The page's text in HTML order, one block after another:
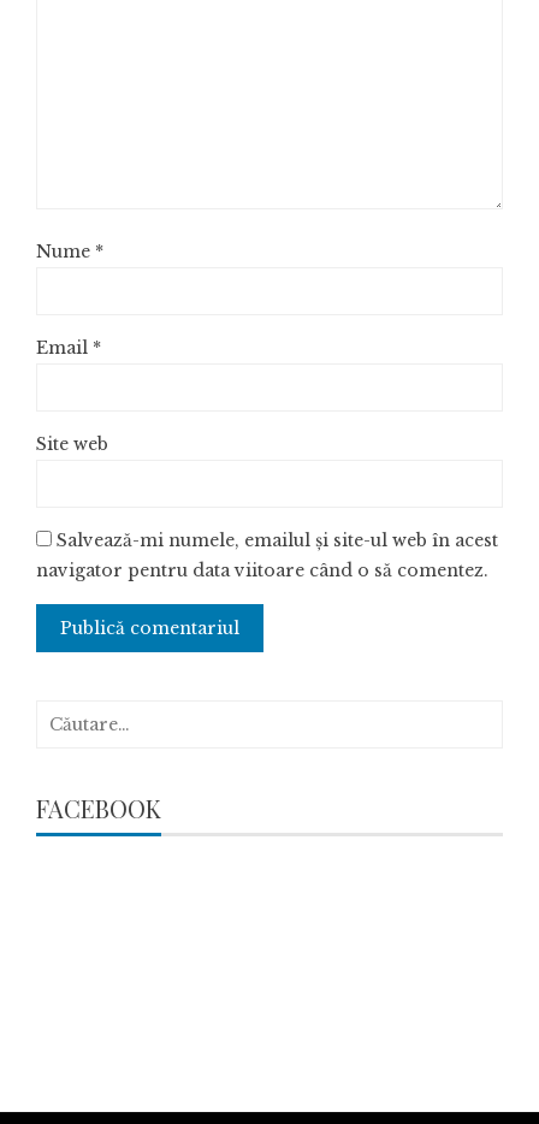
Nume *
Email *
Site web
Salvează-mi numele, emailul și site-ul web în acest
navigator pentru data viitoare când o să comentez.
Caută
FACEBOOK